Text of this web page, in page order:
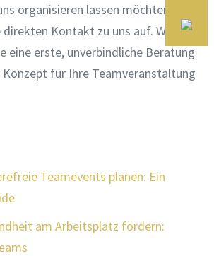
organisieren lassen möchten,
Kontakt zu uns auf. Wir
eine erste, unverbindliche Beratung
für Ihre Teamveranstaltung
Teamevents planen: Ein
am Arbeitsplatz fördern: